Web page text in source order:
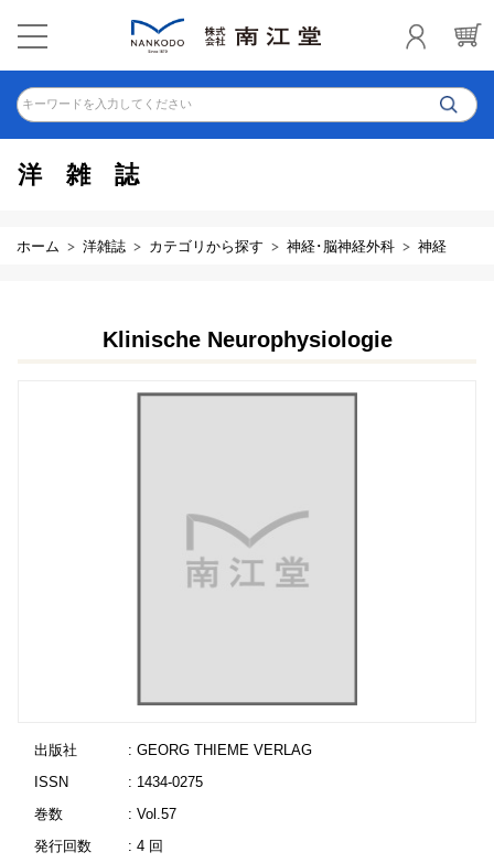
キーワードを入力してください
洋雑誌
ホーム 洋雑誌 カテゴリから探す 神経･脳神経外科 神経
Klinische Neurophysiologie
出版社
: GEORG THIEME VERLAG
ISSN
: 1434-0275
巻数
: Vol.57
発行回数
: 4 回